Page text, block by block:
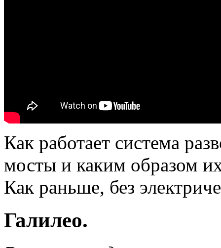
Как работает система
мосты и каким образом
Как раньше, без
Галилео.